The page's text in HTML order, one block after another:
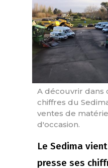
A découvrir dans
chiffres du
ventes de
d'occasion.
Le Sedima
presse ses